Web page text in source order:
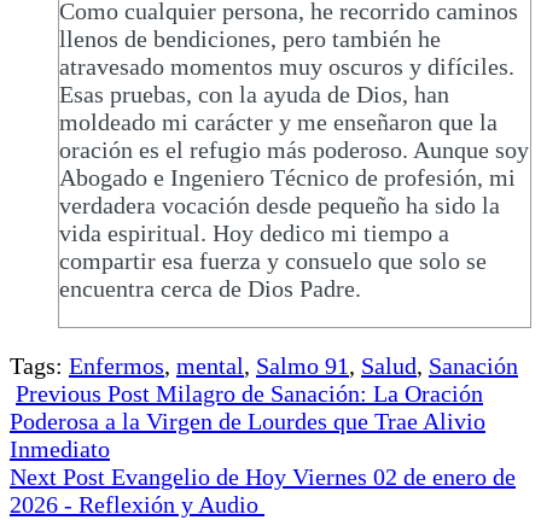
Como cualquier persona, he recorrido caminos
llenos de bendiciones, pero también he
atravesado momentos muy oscuros y difíciles.
Esas pruebas, con la ayuda de Dios, han
moldeado mi carácter y me enseñaron que la
oración es el refugio más poderoso. Aunque soy
Abogado e Ingeniero Técnico de profesión, mi
verdadera vocación desde pequeño ha sido la
vida espiritual. Hoy dedico mi tiempo a
compartir esa fuerza y consuelo que solo se
encuentra cerca de Dios Padre.
Tags: Enfermos, mental, Salmo 91, Salud, Sanación
Previous Post Milagro de Sanación: La Oración
Poderosa a la Virgen de Lourdes que Trae Alivio
Inmediato
Next Post Evangelio de Hoy Viernes 02 de enero de
2026 - Reflexión y Audio